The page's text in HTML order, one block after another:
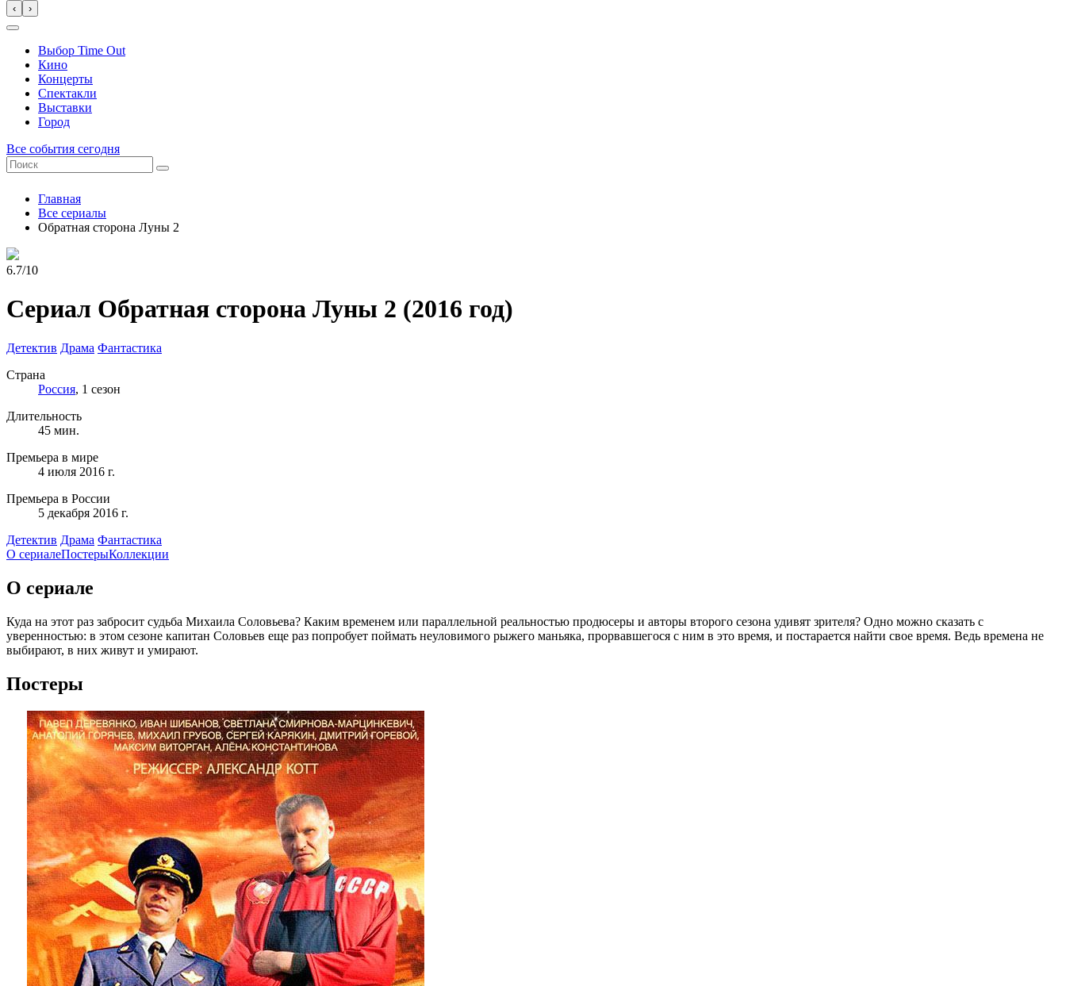
‹ ›
Выбор Time Out
Кино
Концерты
Спектакли
Выставки
Город
Все события сегодня
Главная
Все сериалы
Обратная сторона Луны 2
6.7/10
Сериал Обратная сторона Луны 2 (2016 год)
Детектив Драма Фантастика
Страна
Россия, 1 сезон
Длительность
45 мин.
Премьера в мире
4 июля 2016 г.
Премьера в России
5 декабря 2016 г.
Детектив Драма Фантастика
О сериалеПостерыКоллекции
О сериале
Куда на этот раз забросит судьба Михаила Соловьева? Каким временем или параллельной реальностью продюсеры и авторы второго сезона удивят зрителя? Одно можно сказать с
уверенностью: в этом сезоне капитан Соловьев еще раз попробует поймать неуловимого рыжего маньяка, прорвавшегося с ним в это время, и постарается найти свое время. Ведь времена не
выбирают, в них живут и умирают.
Постеры